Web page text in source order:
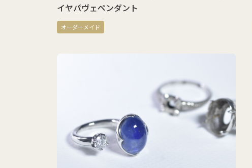
イヤパヴェペンダント
オーダーメイド